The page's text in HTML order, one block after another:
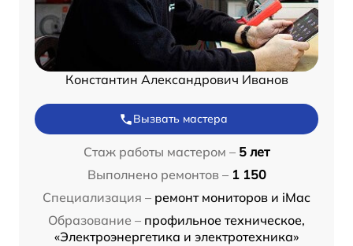
Константин Александрович Иванов
Вызвать мастера
Стаж работы мастером – 5 лет
Выполнено ремонтов – 1 150
Специализация – ремонт мониторов и iMac
Образование – профильное техническое,
«Электроэнергетика и электротехника»